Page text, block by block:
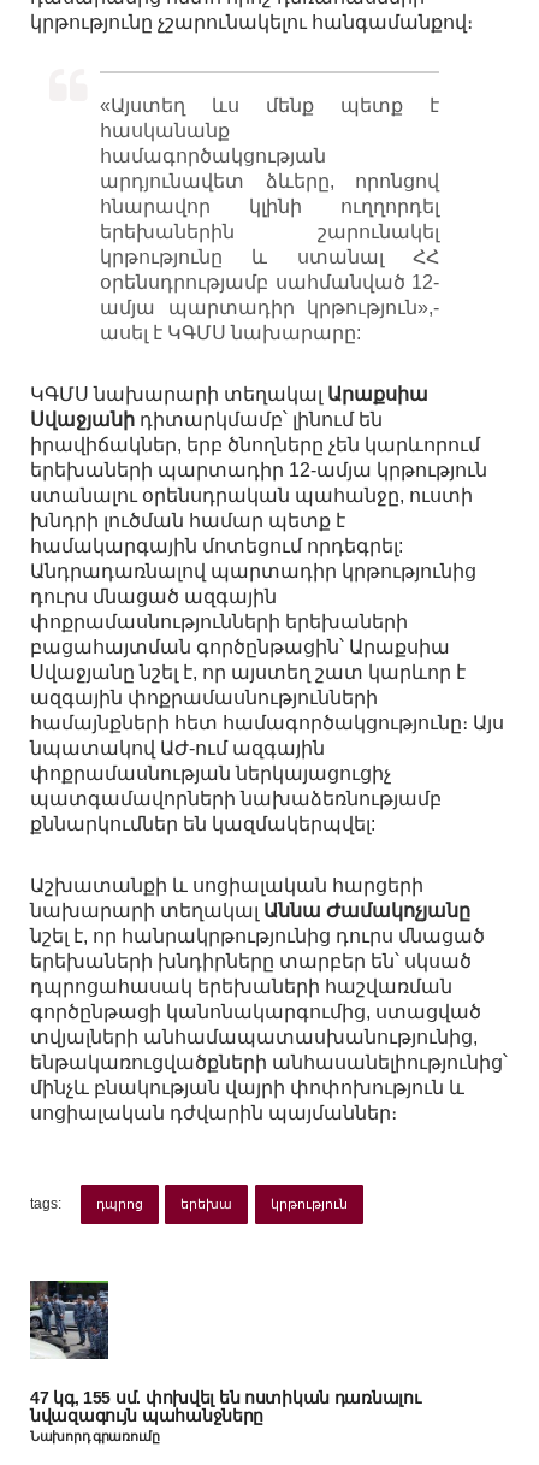
կրթությունը չշարունակելու հանգամանքով։
«Այստեղ ևս մենք պետք է
հասկանանք
համագործակցության
արդյունավետ ձևերը, որոնցով
հնարավոր կլինի ուղղորդել
երեխաներին շարունակել
կրթությունը և ստանալ ՀՀ
օրենսդրությամբ սահմանված 12-
ամյա պարտադիր կրթություն»,-
ասել է ԿԳՄՍ նախարարը:
ԿԳՄՍ նախարարի տեղակալ Արաքսիա
Սվաջյանի դիտարկմամբ՝ լինում են
իրավիճակներ, երբ ծնողները չեն կարևորում
երեխաների պարտադիր 12-ամյա կրթություն
ստանալու օրենսդրական պահանջը, ուստի
խնդրի լուծման համար պետք է
համակարգային մոտեցում որդեգրել:
Անդրադառնալով պարտադիր կրթությունից
դուրս մնացած ազգային
փոքրամասնությունների երեխաների
բացահայտման գործընթացին՝ Արաքսիա
Սվաջյանը նշել է, որ այստեղ շատ կարևոր է
ազգային փոքրամասնությունների
համայնքների հետ համագործակցությունը։ Այս
նպատակով ԱԺ-ում ազգային
փոքրամասնության ներկայացուցիչ
պատգամավորների նախաձեռնությամբ
քննարկումներ են կազմակերպվել:
Աշխատանքի և սոցիալական հարցերի
նախարարի տեղակալ Աննա Ժամակոչյանը
նշել է, որ հանրակրթությունից դուրս մնացած
երեխաների խնդիրները տարբեր են՝ սկսած
դպրոցահասակ երեխաների հաշվառման
գործընթացի կանոնակարգումից, ստացված
տվյալների անհամապատասխանությունից,
ենթակառուցվածքների անհասանելիությունից՝
մինչև բնակության վայրի փոփոխություն և
սոցիալական դժվարին պայմաններ։
tags: դպրոց երեխա կրթություն
47 կգ, 155 սմ. փոխվել են ոստիկան դառնալու
նվազագույն պահանջները
Նախորդ գրառումը